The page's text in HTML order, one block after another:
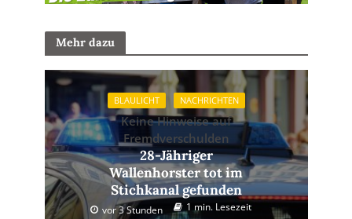
Mehr dazu
BLAULICHT NACHRICHTEN
Keine Hinweise auf
Fremdverschulden
28-Jähriger
Wallenhorster tot im
Stichkanal gefunden
vor 3 Stunden 1 min. Lesezeit